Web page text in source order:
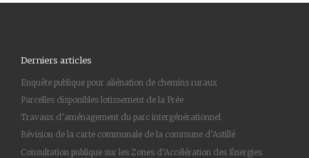
Derniers articles
Enquête publique pour aliénation de chemins ruraux
Parcelles disponibles lotissement de la Prée
Travaux d’aménagement du parc intergénérationnel
Révision de la carte communale de la commune d’Astillé
Consultation publique sur les Zones d’Accélération des Énergies